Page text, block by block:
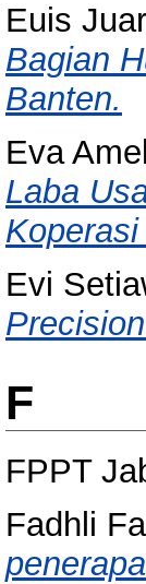
Euis
Bagian
Banten.
Eva
Laba
Evi
F
FPPT
Fadhli